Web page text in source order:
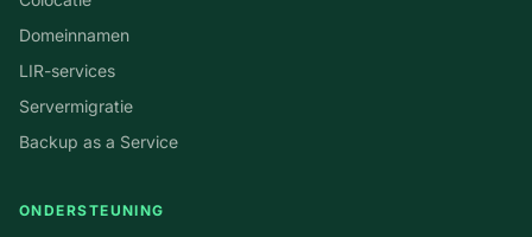
Domeinnamen
LIR-services
Servermigratie
Backup as a Service
ONDERSTEUNING